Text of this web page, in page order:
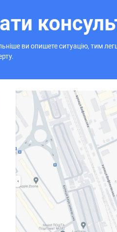
ви опишете ситуацію, тим